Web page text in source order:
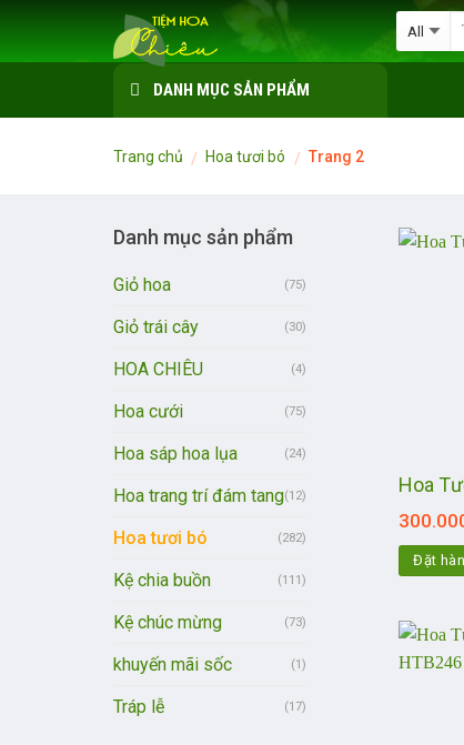
content
DANH MỤC SẢN PHẨM
Trang chủ / Hoa tươi bó / Trang 2
Danh mục sản phẩm
Giỏ hoa (75)
Giỏ trái cây (30)
HOA CHIÊU (4)
Hoa cưới (75)
Hoa sáp hoa lụa (24)
Hoa trang trí đám tang(12)
Hoa tươi bó (282)
Kệ chia buồn (111)
Kệ chúc mừng (73)
khuyến mãi sốc (1)
Tráp lễ (17)
Hoa
Đặt